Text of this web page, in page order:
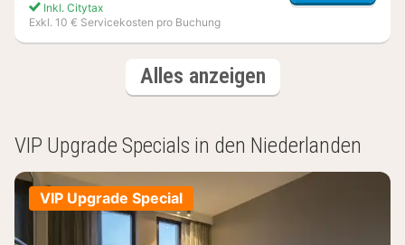
Inkl. Citytax
Exkl. 10 € Servicekosten pro Buchung
Alles anzeigenHotels
VIP Upgrade Specials in den Niederlanden
VIP Upgrade Special